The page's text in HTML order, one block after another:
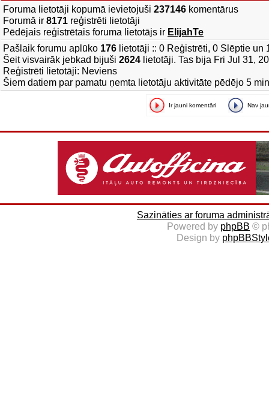
Foruma lietotāji kopumā ievietojuši 237146 komentārus
Forumā ir 8171 reģistrēti lietotāji
Pēdējais reģistrētais foruma lietotājs ir ElijahTe
Pašlaik forumu aplūko 176 lietotāji :: 0 Reģistrēti, 0 Slēptie
Šeit visvairāk jebkad bijuši 2624 lietotāji. Tas bija Fri Jul 31,
Reģistrēti lietotāji: Neviens
Šiem datiem par pamatu ņemta lietotāju aktivitāte pēdējo 5
Ir jauni komentāri Nav
Sazināties ar foruma
Powered by phpBB ©
Design by